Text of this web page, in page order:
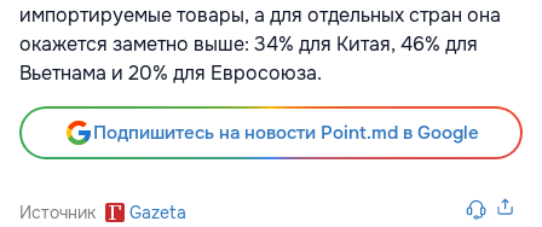
импортируемые товары, а для отдельных стран она
окажется заметно выше: 34% для Китая, 46% для
Вьетнама и 20% для Евросоюза.
Подпишитесь на новости Point.md в Google
Источник Gazeta